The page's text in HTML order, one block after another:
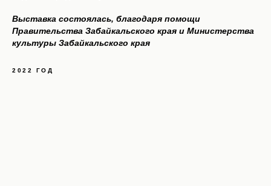
Выставка состоялась, благодаря помощи
Правительства Забайкальского края и Министерства
культуры Забайкальского края
2022 ГОД